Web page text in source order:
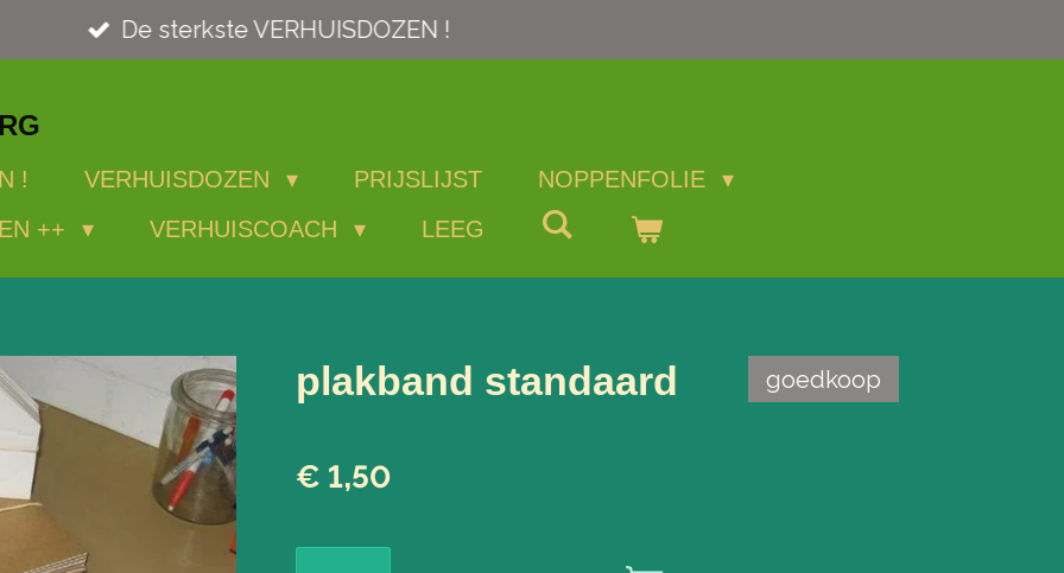
De sterkste VERHUISDOZEN !
! VERHUISDOZEN PRIJSLIJST
NOPPENFOLIE
++ VERHUISCOACH LEEG
plakband standaard goedkoop
€ 1,50